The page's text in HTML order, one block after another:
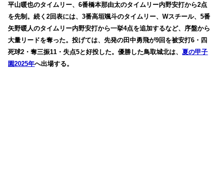
平山暖也のタイムリー、6番橋本那由太のタイムリー内野安打から2点
を先制。続く2回表には、3番高垣颯斗のタイムリー、Wスチール、5番
矢野暖人のタイムリー内野安打から一挙4点を追加するなど、序盤から
大量リードを奪った。投げては、先発の田中勇飛が9回を被安打6・四
死球2・奪三振11・失点5と好投した。優勝した鳥取城北は、夏の甲子
園2025年へ出場する。